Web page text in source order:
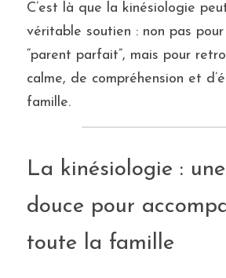
C’est là que la kinésiologie
véritable soutien : non pas
“parent parfait”, mais pour
calme, de compréhension et
famille.
La kinésiologie :
douce pour
toute la famille